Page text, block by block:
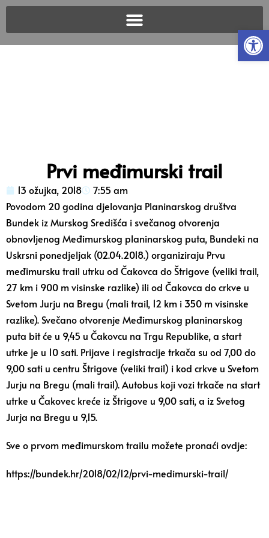
Prvi međimurski trail
13 ožujka, 2018
7:55 am
Povodom 20 godina djelovanja Planinarskog društva
Bundek iz Murskog Središća i svečanog otvorenja
obnovljenog Međimurskog planinarskog puta, Bundeki na
Uskrsni ponedjeljak (02.04.2018.) organiziraju Prvu
međimursku trail utrku od Čakovca do Štrigove (veliki trail,
27 km i 900 m visinske razlike) ili od Čakovca do crkve u
Svetom Jurju na Bregu (mali trail, 12 km i 350 m visinske
razlike). Svečano otvorenje Međimurskog planinarskog
puta bit će u 9,45 u Čakovcu na Trgu Republike, a start
utrke je u 10 sati. Prijave i registracije trkača su od 7,00 do
9,00 sati u centru Štrigove (veliki trail) i kod crkve u Svetom
Jurju na Bregu (mali trail). Autobus koji vozi trkače na start
utrke u Čakovec kreće iz Štrigove u 9,00 sati, a iz Svetog
Jurja na Bregu u 9,15.
Sve o prvom međimurskom trailu možete pronaći ovdje:
https://bundek.hr/2018/02/12/prvi-medimurski-trail/